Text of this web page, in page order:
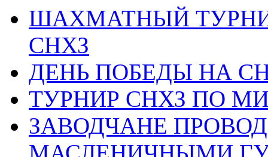
ШАХМАТНЫЙ
СНХЗ
ДЕНЬ ПОБЕДЫ НА
ТУРНИР СНХЗ ПО
ЗАВОДЧАНЕ